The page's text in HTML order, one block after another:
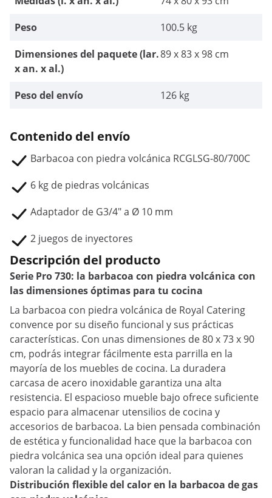
Peso
100.5 kg
Dimensiones del paquete (lar.
x an. x al.)
89 x 83 x 98 cm
Peso del envío 126 kg
Contenido del envío
Barbacoa con piedra volcánica RCGLSG-80/700C
6 kg de piedras volcánicas
Adaptador de G3/4" a Ø 10 mm
2 juegos de inyectores
Descripción del producto
Serie Pro 730: la barbacoa con piedra volcánica con
las dimensiones óptimas para tu cocina
La barbacoa con piedra volcánica de Royal Catering
convence por su diseño funcional y sus prácticas
características. Con unas dimensiones de 80 x 73 x 90
cm, podrás integrar fácilmente esta parrilla en la
mayoría de los muebles de cocina. La duradera
carcasa de acero inoxidable garantiza una alta
resistencia. El espacioso mueble bajo ofrece suficiente
espacio para almacenar utensilios de cocina y
accesorios de barbacoa. La bien pensada combinación
de estética y funcionalidad hace que la barbacoa con
piedra volcánica sea una opción ideal para quienes
valoran la calidad y la organización.
Distribución flexible del calor en la barbacoa de gas